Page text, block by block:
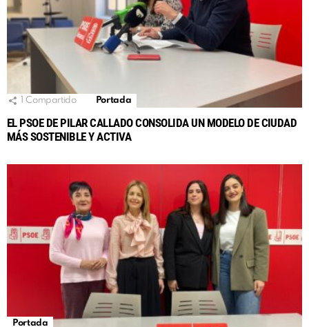
Compartido Portada
EL PSOE DE PILAR CALLADO CONSOLIDA UN MODELO DE CIUDAD
MÁS SOSTENIBLE Y ACTIVA
Portada